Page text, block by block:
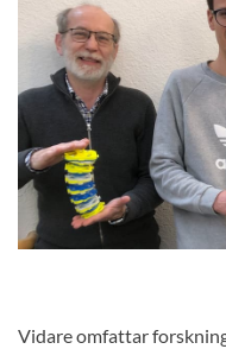
Vidare omfattar